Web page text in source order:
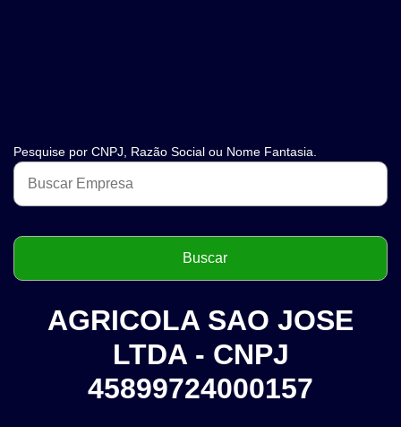
Pesquise por CNPJ, Razão Social ou Nome Fantasia.
AGRICOLA SAO JOSE
LTDA - CNPJ
45899724000157